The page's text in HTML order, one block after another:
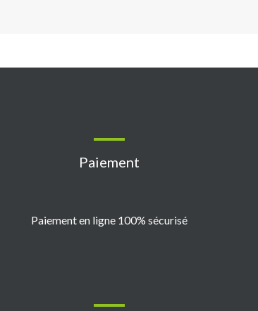
Paiement
Paiement en ligne 100% sécurisé